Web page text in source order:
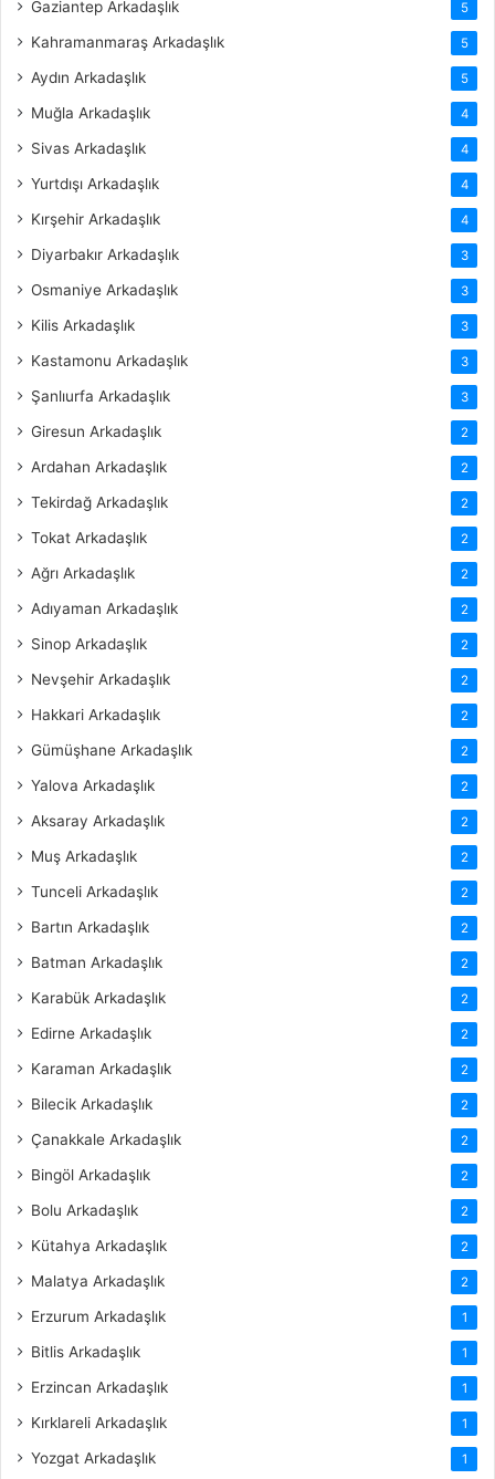
Gaziantep Arkadaşlık 5
Kahramanmaraş Arkadaşlık 5
Aydın Arkadaşlık 5
Muğla Arkadaşlık 4
Sivas Arkadaşlık 4
Yurtdışı Arkadaşlık 4
Kırşehir Arkadaşlık 4
Diyarbakır Arkadaşlık 3
Osmaniye Arkadaşlık 3
Kilis Arkadaşlık 3
Kastamonu Arkadaşlık 3
Şanlıurfa Arkadaşlık 3
Giresun Arkadaşlık 2
Ardahan Arkadaşlık 2
Tekirdağ Arkadaşlık 2
Tokat Arkadaşlık 2
Ağrı Arkadaşlık 2
Adıyaman Arkadaşlık 2
Sinop Arkadaşlık 2
Nevşehir Arkadaşlık 2
Hakkari Arkadaşlık 2
Gümüşhane Arkadaşlık 2
Yalova Arkadaşlık 2
Aksaray Arkadaşlık 2
Muş Arkadaşlık 2
Tunceli Arkadaşlık 2
Bartın Arkadaşlık 2
Batman Arkadaşlık 2
Karabük Arkadaşlık 2
Edirne Arkadaşlık 2
Karaman Arkadaşlık 2
Bilecik Arkadaşlık 2
Çanakkale Arkadaşlık 2
Bingöl Arkadaşlık 2
Bolu Arkadaşlık 2
Kütahya Arkadaşlık 2
Malatya Arkadaşlık 2
Erzurum Arkadaşlık 1
Bitlis Arkadaşlık 1
Erzincan Arkadaşlık 1
Kırklareli Arkadaşlık 1
Yozgat Arkadaşlık 1